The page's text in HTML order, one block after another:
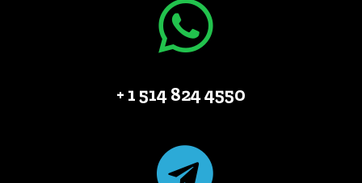
4550 824 514 1 +